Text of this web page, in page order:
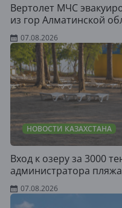
Вертолет МЧС
из гор Алматинской
07.08.2026
НОВОСТИ КАЗАХСТАНА
Вход к озеру за 3000
администратора пляжа
07.08.2026